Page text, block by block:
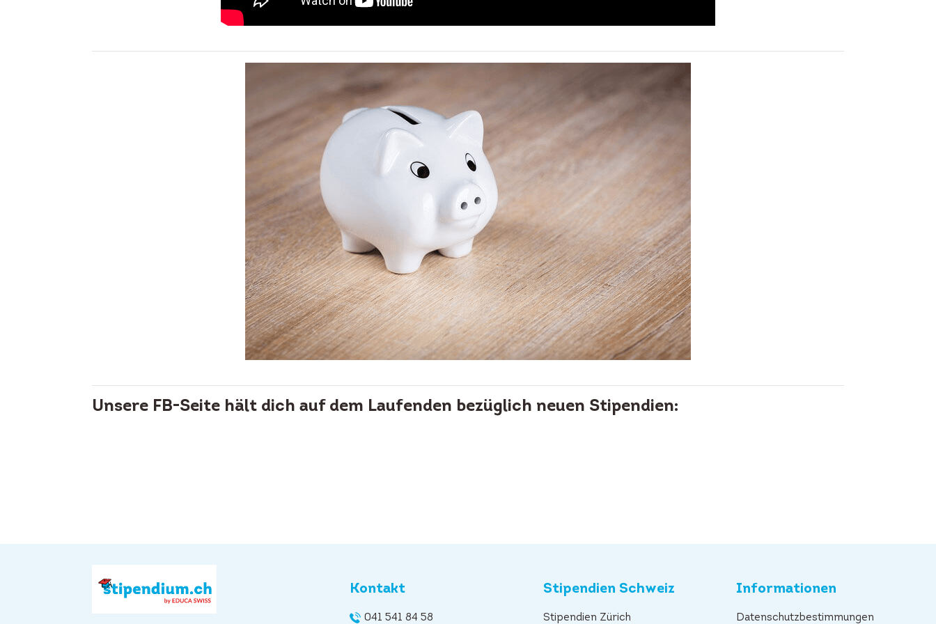
Unsere FB-Seite hält dich auf dem Laufenden bezüglich neuen Stipendien:
Kontakt
041 541 84 58
Stipendien Schweiz
Stipendien Zürich
Informationen
Datenschutzbestimmungen